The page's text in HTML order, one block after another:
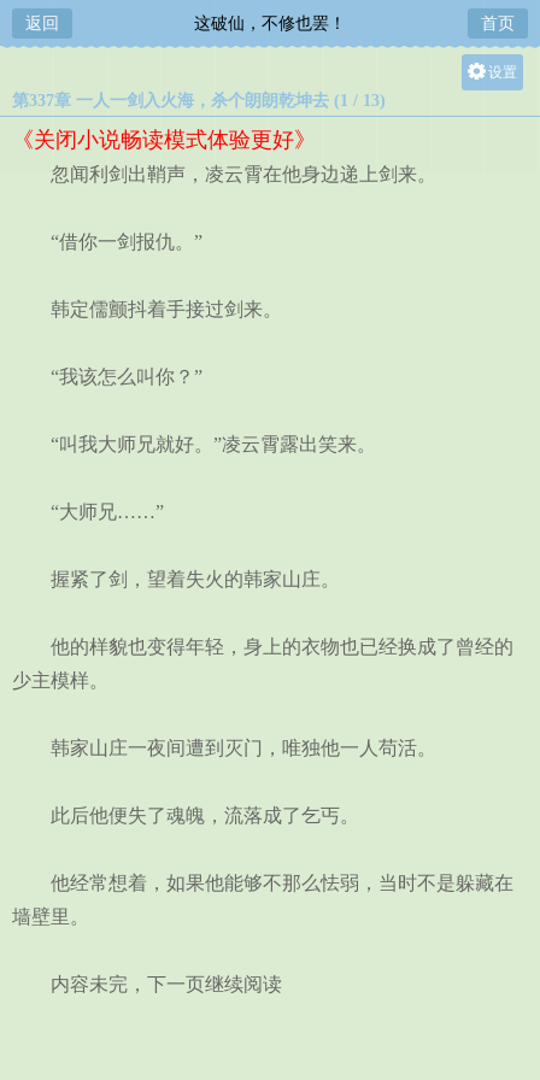
返回 这破仙，不修也罢！ 首页
设置
第337章 一人一剑入火海，杀个朗朗乾坤去 (1 / 13)
《关闭小说畅读模式体验更好》
忽闻利剑出鞘声，凌云霄在他身边递上剑来。
“借你一剑报仇。”
韩定儒颤抖着手接过剑来。
“我该怎么叫你？”
“叫我大师兄就好。”凌云霄露出笑来。
“大师兄……”
握紧了剑，望着失火的韩家山庄。
他的样貌也变得年轻，身上的衣物也已经换成了曾经的
少主模样。
韩家山庄一夜间遭到灭门，唯独他一人苟活。
此后他便失了魂魄，流落成了乞丐。
他经常想着，如果他能够不那么怯弱，当时不是躲藏在
墙壁里。
内容未完，下一页继续阅读